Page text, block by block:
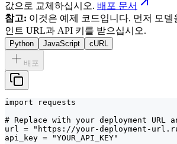
값으로 교체하십시오. 배포 문서
참고: 이것은 예제 코드입니다. 먼저 모델
인트 URL과 API 키를 받으십시오.
Python JavaScript cURL
배포
import requests
# Replace with your deployment URL
url = "https://your-deployment-
api_key = "YOUR_API_KEY"